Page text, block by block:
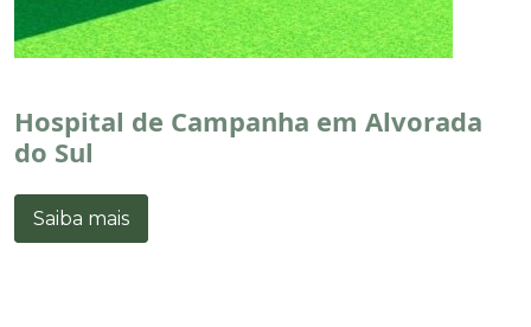
Hospital de Campanha em Alvorada
do Sul
Saiba mais